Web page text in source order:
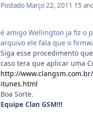
Postado Março 22, 2011 15
é amigo Wellington ja fiz o
arquivo ele fala que o
Siga esse procedimento
caso tera que aplicar uma
http://
itunes.html
Boa Sorte.
Equipe Clan GSM!!!